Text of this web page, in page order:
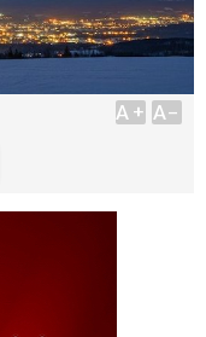
A+ A-